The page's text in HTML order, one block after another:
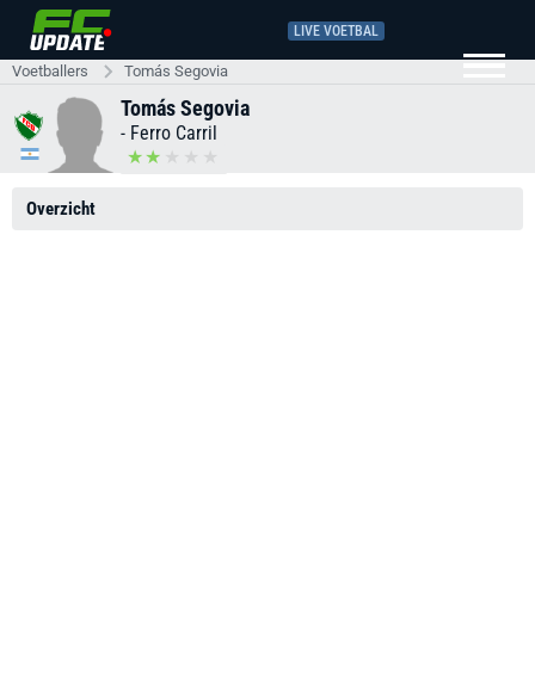
LIVE VOETBAL
Voetballers Tomás Segovia
Tomás Segovia
- Ferro Carril
Overzicht